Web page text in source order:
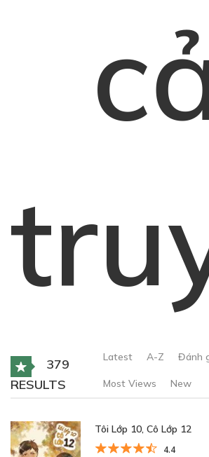
379
RESULTS
Latest A-Z Đánh
Most Views New
Tôi Lớp 10, Cô Lớp 12
4.4